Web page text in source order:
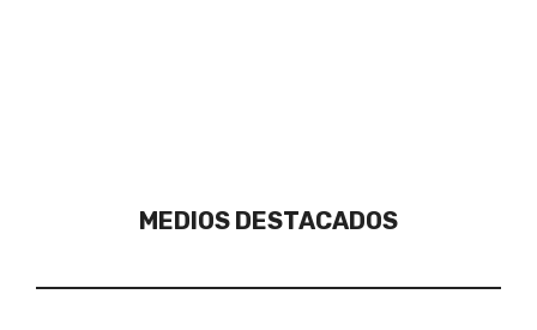
MEDIOS DESTACADOS